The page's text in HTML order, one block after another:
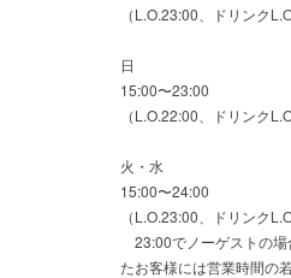
（L.O.23:00、ドリンク
日
15:00〜23:00
（L.O.22:00、ドリンク
火・水
15:00〜24:00
（L.O.23:00、ドリンク
23:00でノーゲストの場
たお客様には営業時間の